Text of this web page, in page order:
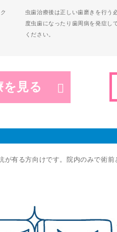
虫歯治療後は正しい歯磨きを行う
度虫歯になったり歯周病を発症し
ください。
を見る
が有る方向けです。院内のみで術